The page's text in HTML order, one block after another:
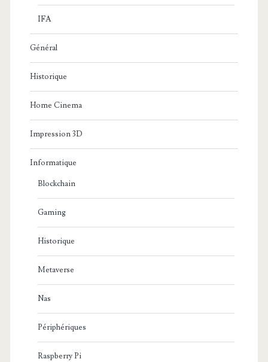
IFA
Général
Historique
Home Cinema
Impression 3D
Informatique
Blockchain
Gaming
Historique
Metaverse
Nas
Périphériques
Raspberry Pi